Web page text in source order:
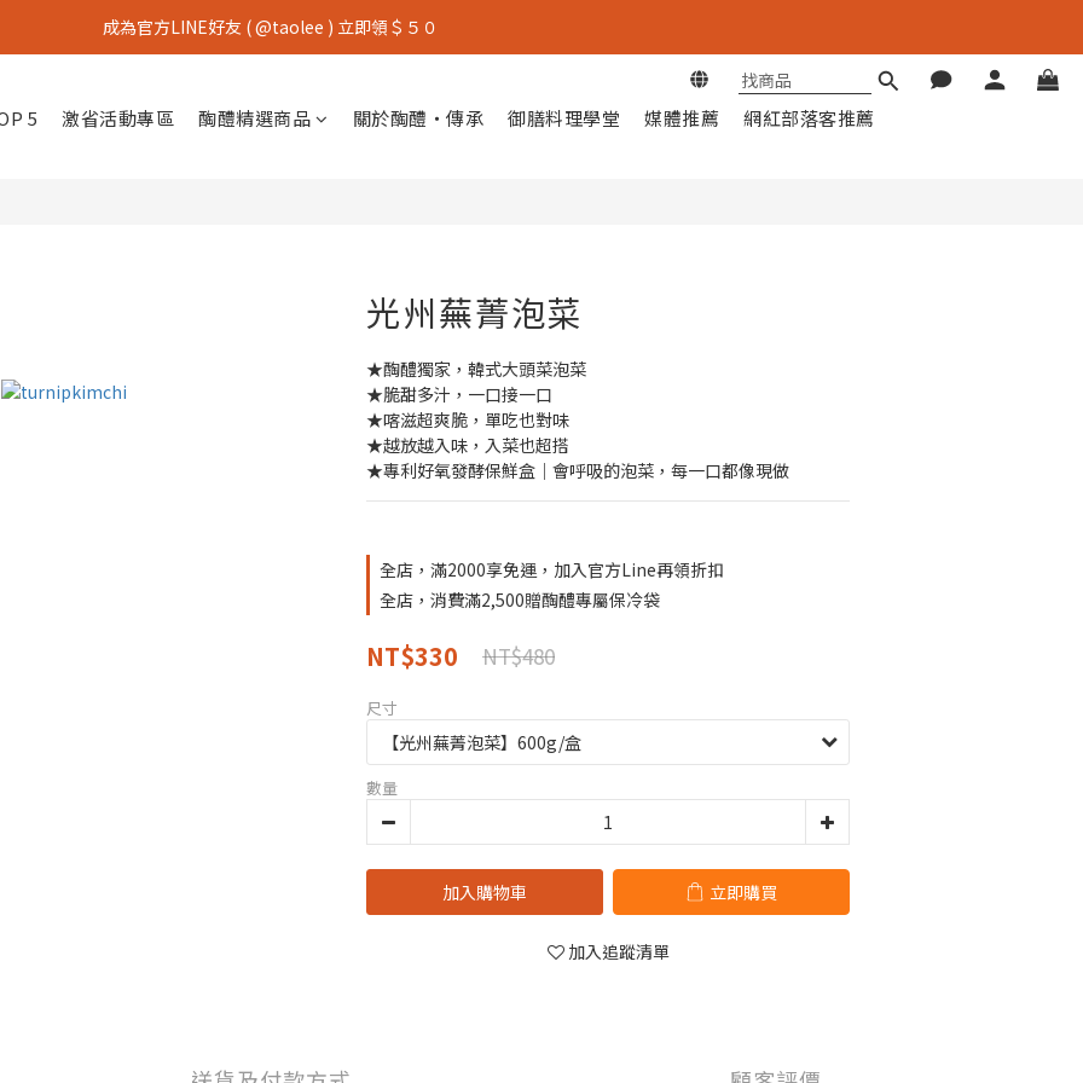
成為官方LINE好友 ( @taolee ) 立即領＄５０
5 激省活動專區 醄醴精選商品 關於醄醴・傳承 御膳料理學堂 媒體推薦 網紅部落客推薦
光州蕪菁泡菜
★醄醴獨家，韓式大頭菜泡菜
★脆甜多汁，一口接一口
★喀滋超爽脆，單吃也對味
★越放越入味，入菜也超搭
★專利好氧發酵保鮮盒｜會呼吸的泡菜，每一口都像現做
全店，滿2000享免運，加入官方Line再領折扣
全店，消費滿2,500贈醄醴專屬保冷袋
NT$330 NT$480
尺寸
數量
加入購物車 立即購買
加入追蹤清單
立即購買